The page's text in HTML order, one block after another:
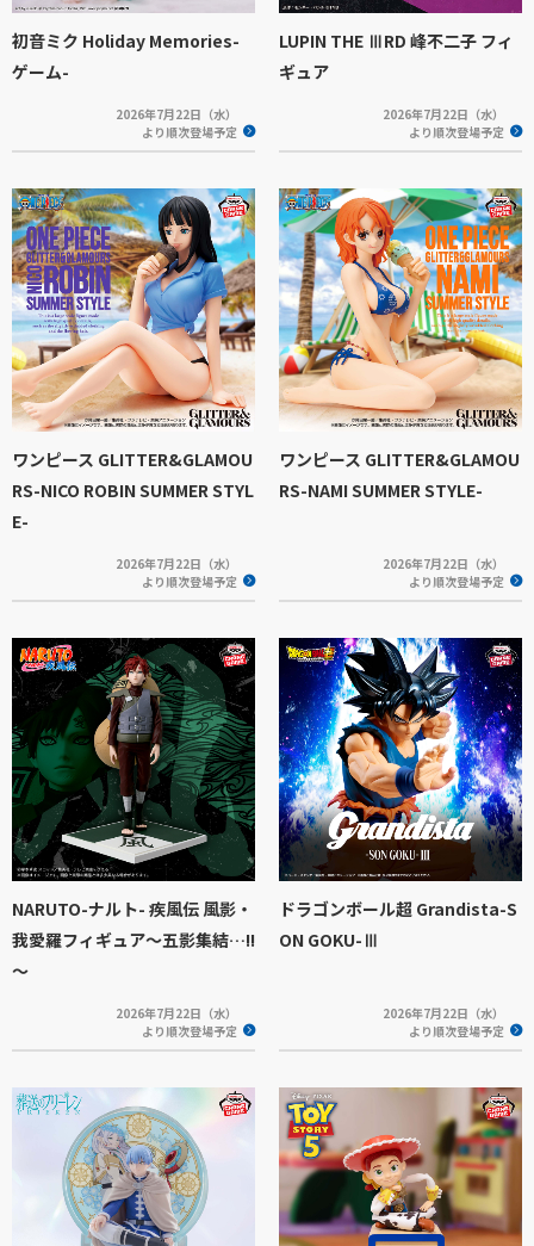
初音ミク Holiday Memories-
ゲーム-
2026年7月22日（水）
より順次登場予定
LUPIN THE ⅢRD 峰不二子 フィ
ギュア
2026年7月22日（水）
より順次登場予定
ワンピース GLITTER&GLAMOU
RS-NICO ROBIN SUMMER STYL
E-
2026年7月22日（水）
より順次登場予定
ワンピース GLITTER&GLAMOU
RS-NAMI SUMMER STYLE-
2026年7月22日（水）
より順次登場予定
NARUTO-ナルト- 疾風伝 風影・
我愛羅フィギュア～五影集結…!!
～
2026年7月22日（水）
より順次登場予定
ドラゴンボール超 Grandista-S
ON GOKU-Ⅲ
2026年7月22日（水）
より順次登場予定